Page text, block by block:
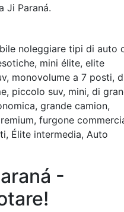
Ji Paraná.
noleggiare tipi di auto
mini élite, elite
monovolume a 7 posti,
piccolo suv, mini, di
grande camion,
furgone
Élite intermedia, Auto
-